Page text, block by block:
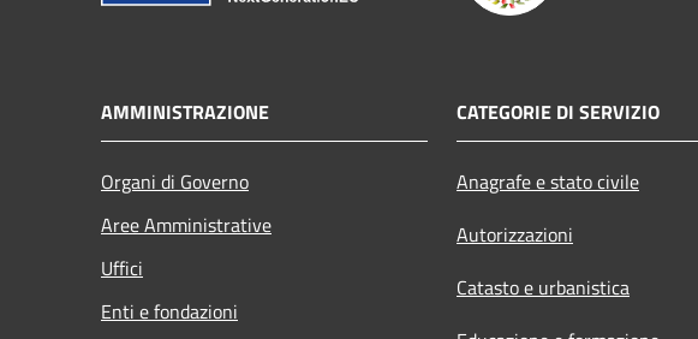
AMMINISTRAZIONE
Organi di Governo
Aree Amministrative
Uffici
Enti e fondazioni
CATEGORIE DI SERVIZIO
Anagrafe e stato civile
Autorizzazioni
Catasto e urbanistica